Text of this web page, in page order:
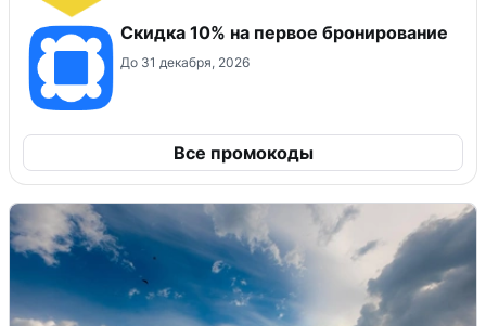
Скидка 10% на первое бронирование
До 31 декабря, 2026
Все промокоды